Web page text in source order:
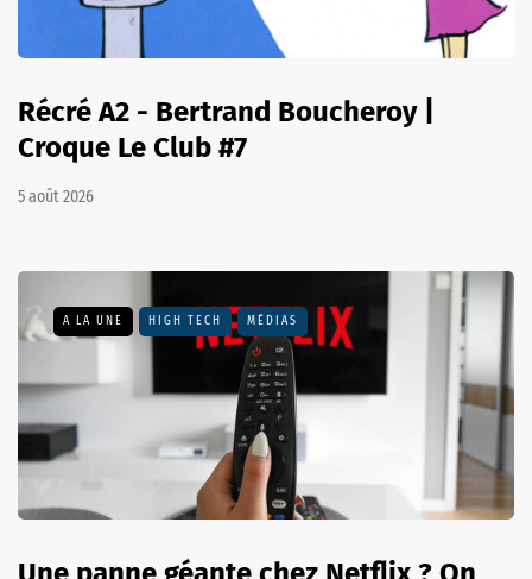
Récré A2 - Bertrand Boucheroy |
Croque Le Club #7
5 août 2026
A LA UNE HIGH TECH MÉDIAS